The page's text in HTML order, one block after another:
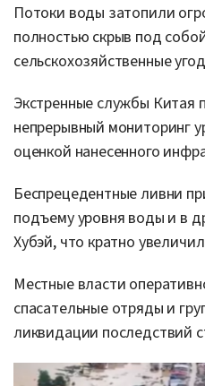
Потоки воды затопили
полностью скрыв под
сельскохозяйственные
Экстренные службы Китая
непрерывный мониторинг
оценкой нанесенного
Беспрецедентные ливни
подъему уровня воды и в
Хубэй, что кратно
Местные власти
спасательные отряды и
ликвидации последствий